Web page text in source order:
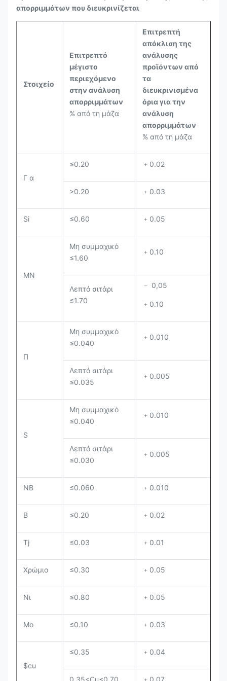
απορριμμάτων που διευκρινίζεται
Στοιχείο
Επιτρεπτό
μέγιστο
περιεχόμενο
στην ανάλυση
απορριμμάτων
% από τη μάζα
Επιτρεπτή
απόκλιση της
ανάλυσης
προϊόντων από
τα
διευκρινισμένα
όρια για την
ανάλυση
απορριμμάτων
% από τη μάζα
Γ α
≤0.20 ﹢0.02
>0.20 ﹢0.03
Si ≤0.60 ﹢0.05
ΜΝ
Μη συμμαχικό
≤1.60
﹢0.10
Λεπτό σιτάρι
≤1.70
﹣ 0,05
﹢0.10
Π
Μη συμμαχικό
≤0.040
﹢0.010
Λεπτό σιτάρι
≤0.035
﹢0.005
S
Μη συμμαχικό
≤0.040
﹢0.010
Λεπτό σιτάρι
≤0.030
﹢0.005
NB ≤0.060 ﹢0.010
Β ≤0.20 ﹢0.02
Tj ≤0.03 ﹢0.01
Χρώμιο ≤0.30 ﹢0.05
Νι ≤0.80 ﹢0.05
Mo ≤0.10 ﹢0.03
$cu
≤0.35 ﹢0.04
0.35<Cu≤0.70 ﹢0.07